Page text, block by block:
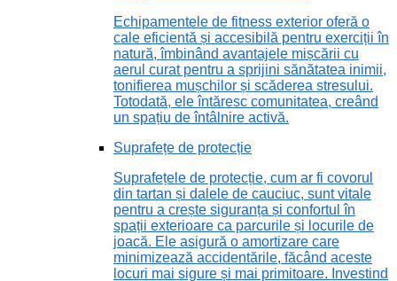
Echipamentele de fitness exterior oferă o
cale eficientă și accesibilă pentru exerciții în
natură, îmbinând avantajele mișcării cu
aerul curat pentru a sprijini sănătatea inimii,
tonifierea mușchilor și scăderea stresului.
Totodată, ele întăresc comunitatea, creând
un spațiu de întâlnire activă.
Suprafețe de protecție
Suprafețele de protecție, cum ar fi covorul
din tartan și dalele de cauciuc, sunt vitale
pentru a crește siguranța și confortul în
spații exterioare ca parcurile și locurile de
joacă. Ele asigură o amortizare care
minimizează accidentările, făcând aceste
locuri mai sigure și mai primitoare. Investind